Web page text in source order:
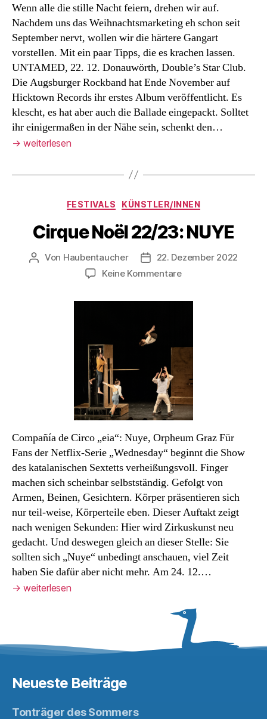
Wenn alle die stille Nacht feiern, drehen wir auf.
Nachdem uns das Weihnachtsmarketing eh schon seit
September nervt, wollen wir die härtere Gangart
vorstellen. Mit ein paar Tipps, die es krachen lassen.
UNTAMED, 22. 12. Donauwörth, Double’s Star Club.
Die Augsburger Rockband hat Ende November auf
Hicktown Records ihr erstes Album veröffentlicht. Es
klescht, es hat aber auch die Ballade eingepackt. Solltet
ihr einigermaßen in der Nähe sein, schenkt den…
→ weiterlesen
Kategorien
FESTIVALS KÜNSTLER/INNEN
Cirque Noël 22/23: NUYE
Beitragsautor
Von Haubentaucher Veröffentlichungsdatum
22. Dezember 2022
Keine Kommentarezu
Noël
Compañía de Circo „eia“: Nuye, Orpheum Graz Für
Fans der Netflix-Serie „Wednesday“ beginnt die Show
des katalanischen Sextetts verheißungsvoll. Finger
machen sich scheinbar selbstständig. Gefolgt von
Armen, Beinen, Gesichtern. Körper präsentieren sich
nur teil-weise, Körperteile eben. Dieser Auftakt zeigt
nach wenigen Sekunden: Hier wird Zirkuskunst neu
gedacht. Und deswegen gleich an dieser Stelle: Sie
sollten sich „Nuye“ unbedingt anschauen, viel Zeit
haben Sie dafür aber nicht mehr. Am 24. 12.…
→ weiterlesen
Neueste Beiträge
Tonträger des Sommers